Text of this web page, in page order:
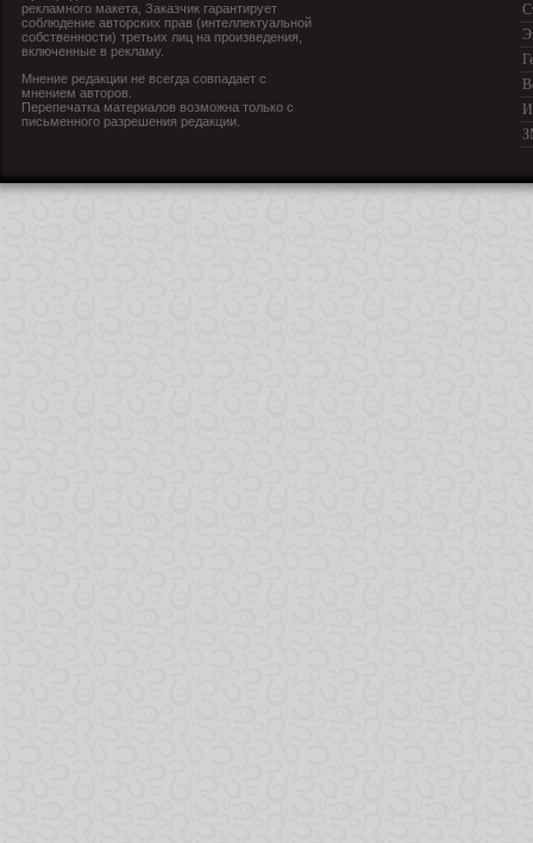
рекламного макета, Заказчик гарантирует
соблюдение авторских прав (интеллектуальной
собственности) третьих лиц на произведения,
включенные в рекламу.
Мнение редакции не всегда совпадает с
мнением авторов.
Перепечатка материалов возможна только с
письменного разрешения редакции.